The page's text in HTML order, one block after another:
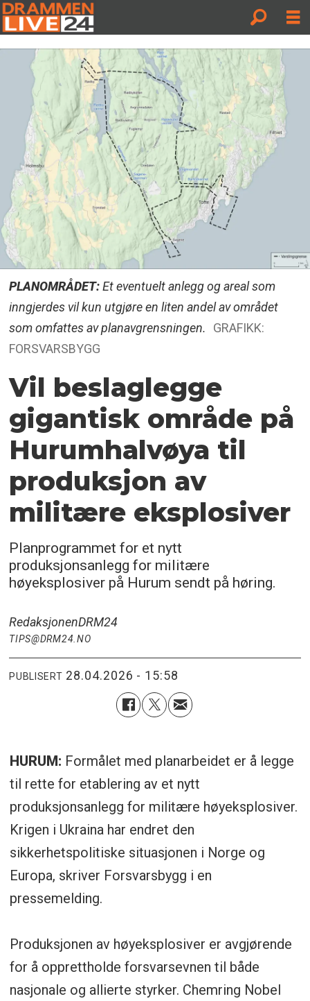
PLANOMRÅDET:Et eventuelt anlegg og areal som
inngjerdes vil kun utgjøre en liten andel av området
som omfattes av planavgrensningen.
GRAFIKK:
FORSVARSBYGG
Vil beslaglegge
gigantisk område på
Hurumhalvøya til
produksjon av
militære eksplosiver
Planprogrammet for et nytt
produksjonsanlegg for militære
høyeksplosiver på Hurum sendt på høring.
RedaksjonenDRM24
TIPS@DRM24.NO
PUBLISERT 28.04.2026 - 15:58
HURUM: Formålet med planarbeidet er å legge
til rette for etablering av et nytt
produksjonsanlegg for militære høyeksplosiver.
Krigen i Ukraina har endret den
sikkerhetspolitiske situasjonen i Norge og
Europa, skriver Forsvarsbygg i en
pressemelding.
Produksjonen av høyeksplosiver er avgjørende
for å opprettholde forsvarsevnen til både
nasjonale og allierte styrker. Chemring Nobel